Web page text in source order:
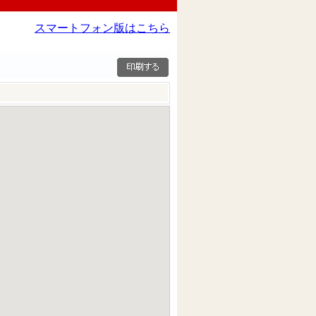
スマートフォン版はこちら